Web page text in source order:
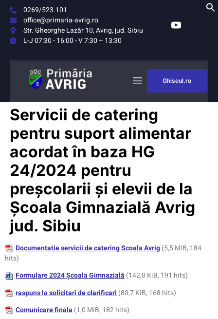
0269/523.101
office@primaria-avrig.ro
Str. Gheorghe Lazăr 10, Avrig, jud. Sibiu
L-J 07:30 - 16:00 - V 7:30 – 13:30
MONITORUL
OFICIAL LOCAL
Ghiseul.ro
Servicii de catering
pentru suport alimentar
acordat în baza HG
24/2024 pentru
preșcolarii și elevii de la
Şcoala Gimnazială Avrig
jud. Sibiu
Documentatie servicii de catering Scoala Avrig(5,5 MiB, 184
hits)
Formulare 2024 Școala Gimnazială(142,0 KiB, 191 hits)
raspuns la solicitari de clarificari (80,7 KiB, 168 hits)
Comunicare finala (1,0 MiB, 182 hits)